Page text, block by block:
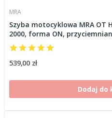
MRA
Szyba motocyklowa MRA OT
2000, forma ON,
539,00 zł
Dodaj do